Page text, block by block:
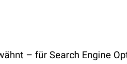
– für Search Engine